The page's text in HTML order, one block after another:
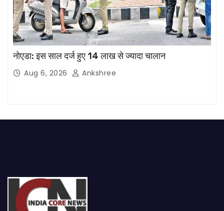
नोएडा: इस साल दर्ज हुए 14 लाख से ज्यादा चालान
Aug 6, 2026 Ankshree